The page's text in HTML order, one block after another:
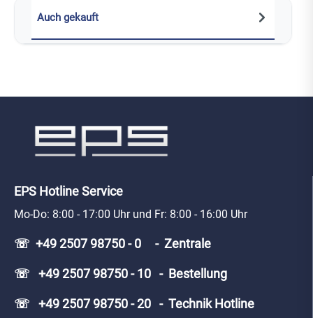
Auch gekauft
EPS Hotline Service
Mo-Do: 8:00 - 17:00 Uhr und Fr: 8:00 - 16:00 Uhr
☏ +49 2507 98750 - 0 - Zentrale
☏ +49 2507 98750 - 10 - Bestellung
☏ +49 2507 98750 - 20 - Technik Hotline